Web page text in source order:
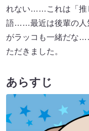
れない……これは「推
語……最近は後輩の人
がラッコも一緒だな
ただきました。
あらすじ